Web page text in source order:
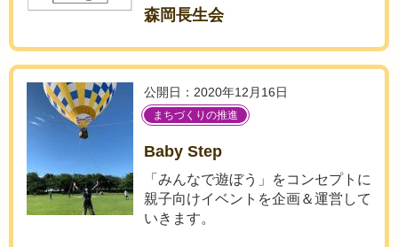
森岡長生会
公開日：2020年12月16日
まちづくりの推進
Baby Step
「みんなで遊ぼう」をコンセプトに
親子向けイベントを企画＆運営して
いきます。